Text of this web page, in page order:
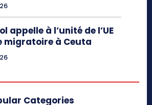
appelle à l’unité de l’UE
migratoire à Ceuta
Categories